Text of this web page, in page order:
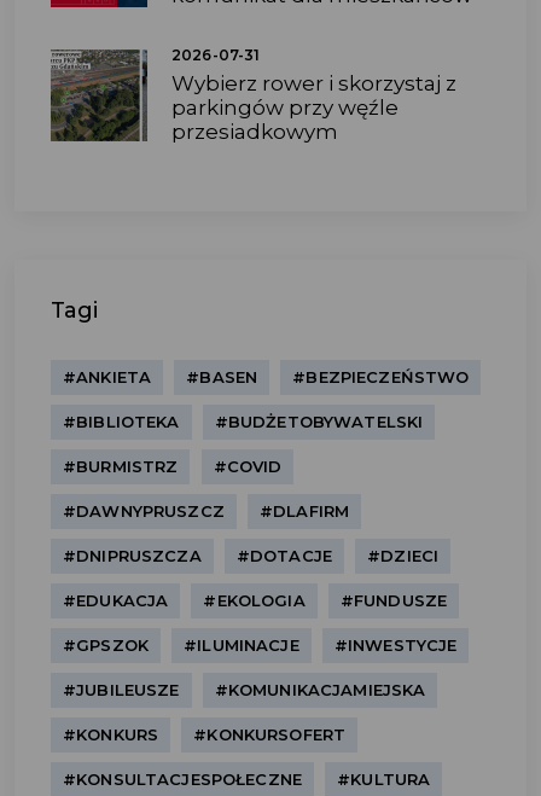
2026-07-31
Wybierz rower i skorzystaj z
parkingów przy węźle
przesiadkowym
Tagi
#ANKIETA #BASEN #BEZPIECZEŃSTWO
#BIBLIOTEKA #BUDŻETOBYWATELSKI
#BURMISTRZ #COVID
#DAWNYPRUSZCZ #DLAFIRM
#DNIPRUSZCZA #DOTACJE #DZIECI
#EDUKACJA #EKOLOGIA #FUNDUSZE
#GPSZOK #ILUMINACJE #INWESTYCJE
#JUBILEUSZE #KOMUNIKACJAMIEJSKA
#KONKURS #KONKURSOFERT
#KONSULTACJESPOŁECZNE #KULTURA